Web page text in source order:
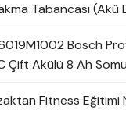
Tabancası (Akü
Bosch
Çift Akülü 8 Ah
Fitness Eğitimi